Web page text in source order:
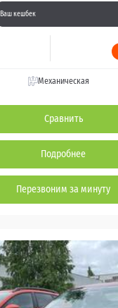
Ваш кешбек
Механическая
Сравнить
Подробнее
Перезвоним за минуту